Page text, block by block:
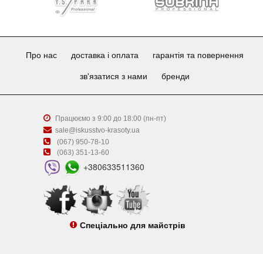
Про нас доставка і оплата гарантія та повернення
зв'язатися з нами бренди
Працюємо з 9:00 до 18:00 (пн-пт)
sale@iskusstvo-krasoty.ua
(067) 950-78-10
(063) 351-13-60
+380633511360
Спеціально для майстрів